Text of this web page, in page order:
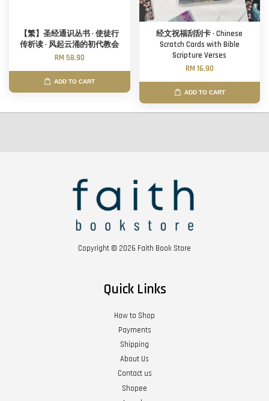
【繁】圣经通识丛书 · 使徒行
传析读 · 风起云涌的初代教会
RM 58.90
ADD TO CART
经文祝福刮刮卡 · Chinese
Scratch Cards with Bible
Scripture Verses
RM 16.90
ADD TO CART
Copyright © 2026 Faith Book Store
Quick Links
How to Shop
Payments
Shipping
About Us
Contact us
Shopee